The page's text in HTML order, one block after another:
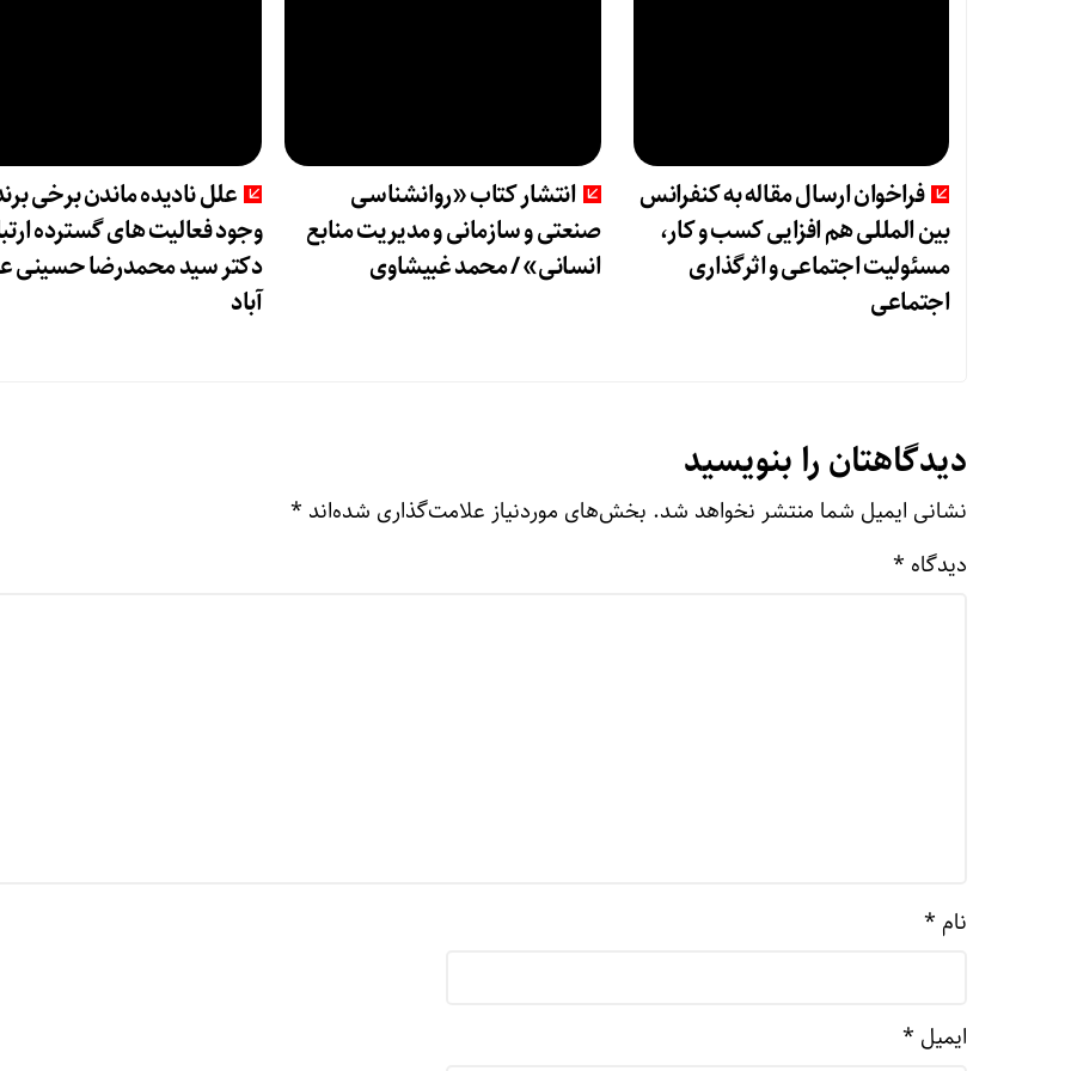
فراخوان ارسال مقاله به کنفرانس
بین المللی هم افزایی کسب و کار،
مسئولیت اجتماعی و اثرگذاری
اجتماعی
انتشار کتاب «روانشناسی
صنعتی و سازمانی و مدیریت منابع
انسانی» / محمد غبیشاوی
علل نادیده ماندن برخی
وجود فعالیت های گسترده
دکتر سید محمدرضا حسینی
آباد
دیدگاهتان را بنویسید
نشانی ایمیل شما منتشر نخواهد شد. بخش‌های موردنیاز علامت‌گذاری شده‌اند *
دیدگاه *
نام *
ایمیل *